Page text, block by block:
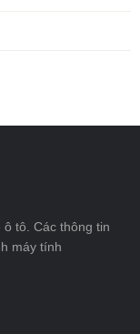
tô. Các thông tin
máy tính